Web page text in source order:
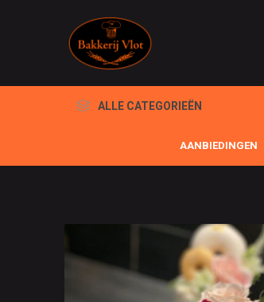
ALLE CATEGORIEËN
AANBIEDINGEN